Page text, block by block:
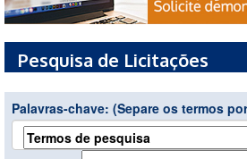
Pesquisa de Licitações
Palavras-chave: (Separe os termos